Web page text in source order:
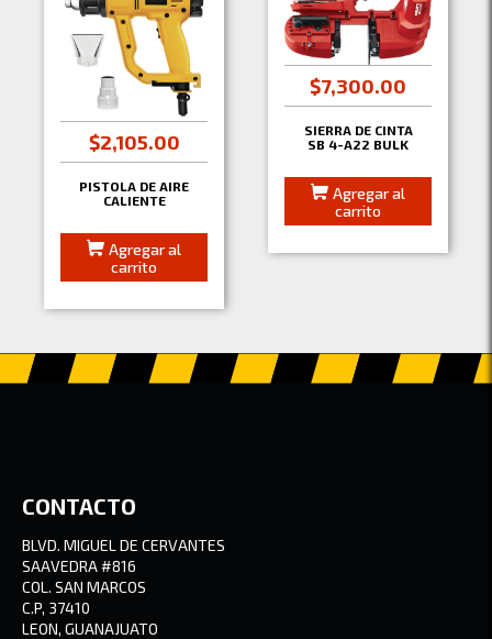
$2,105.00
PISTOLA DE AIRE
CALIENTE
Agregar al
carrito
$7,300.00
SIERRA DE CINTA
SB 4-A22 BULK
Agregar al
carrito
CONTACTO
BLVD. MIGUEL DE CERVANTES
SAAVEDRA #816
COL. SAN MARCOS
C.P, 37410
LEON, GUANAJUATO